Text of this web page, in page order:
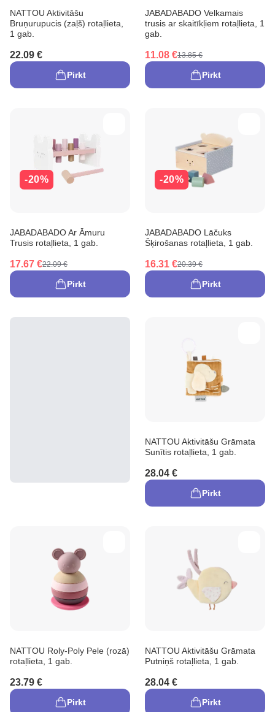
NATTOU Aktivitāšu
Bruņurupucis (zaļš) rotaļlieta,
1 gab.
22.09 €
Pirkt
JABADABADO Velkamais
trusis ar skaitīkļiem rotaļlieta, 1
gab.
11.08 €13.85 €
Pirkt
-20%
JABADABADO Ar Āmuru
Trusis rotaļlieta, 1 gab.
17.67 €22.09 €
Pirkt
-20%
JABADABADO Lāčuks
Šķirošanas rotaļlieta, 1 gab.
16.31 €20.39 €
Pirkt
NATTOU Aktivitāšu Grāmata
Sunītis rotaļlieta, 1 gab.
28.04 €
Pirkt
NATTOU Roly-Poly Pele (rozā)
rotaļlieta, 1 gab.
23.79 €
Pirkt
NATTOU Aktivitāšu Grāmata
Putniņš rotaļlieta, 1 gab.
28.04 €
Pirkt